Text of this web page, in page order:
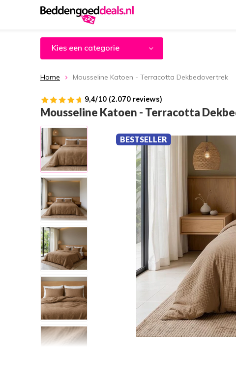
Kies een categorie
Home Mousseline Katoen - Terracotta Dekbedovertrek
9,4/10 (2.070 reviews)
Mousseline Katoen - Terracotta
BESTSELLER